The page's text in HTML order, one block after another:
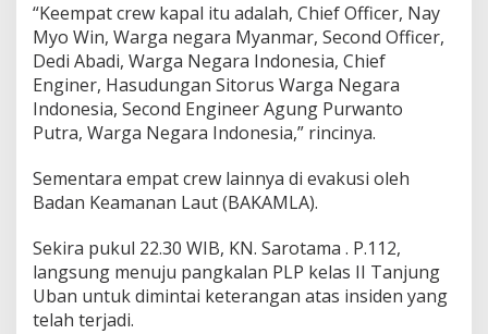
“Keempat crew kapal itu adalah, Chief Officer, Nay
Myo Win, Warga negara Myanmar, Second Officer,
Dedi Abadi, Warga Negara Indonesia, Chief
Enginer, Hasudungan Sitorus Warga Negara
Indonesia, Second Engineer Agung Purwanto
Putra, Warga Negara Indonesia,” rincinya.
Sementara empat crew lainnya di evakusi oleh
Badan Keamanan Laut (BAKAMLA).
Sekira pukul 22.30 WIB, KN. Sarotama . P.112,
langsung menuju pangkalan PLP kelas II Tanjung
Uban untuk dimintai keterangan atas insiden yang
telah terjadi.